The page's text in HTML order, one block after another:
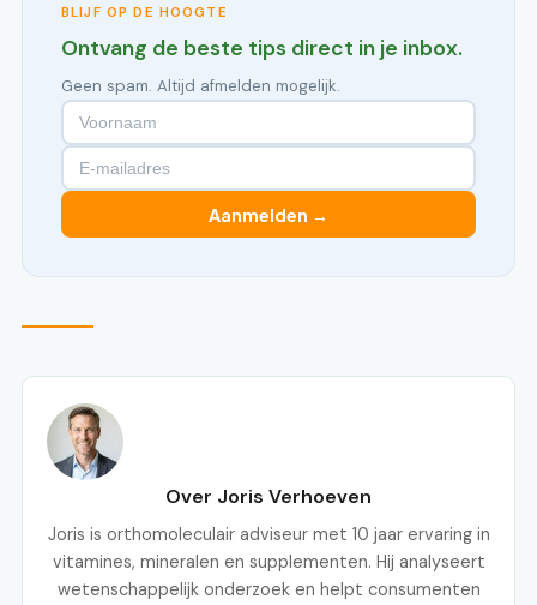
BLIJF OP DE HOOGTE
Ontvang de beste tips direct in je inbox.
Geen spam. Altijd afmelden mogelijk.
Aanmelden →
Over Joris Verhoeven
Joris is orthomoleculair adviseur met 10 jaar ervaring in
vitamines, mineralen en supplementen. Hij analyseert
wetenschappelijk onderzoek en helpt consumenten